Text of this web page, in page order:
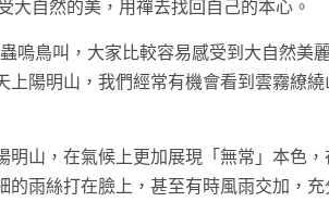
大自然的美，用禪去找回自己的本心。
嗚鳥叫，大家比較容易感受到大自然美
陽明山，我們經常有機會看到雲霧繚繞
山，在氣候上更加展現「無常」本色
雨絲打在臉上，甚至有時風雨交加，